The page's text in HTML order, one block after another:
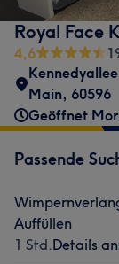
Royal Face
4,6
Main, 60596
Geöffnet
Passende
Auffüllen
1 Std.Details